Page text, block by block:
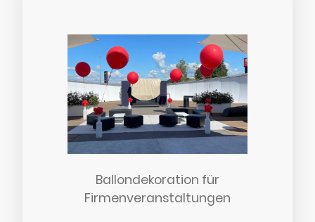
Ballondekoration für
Firmenveranstaltungen